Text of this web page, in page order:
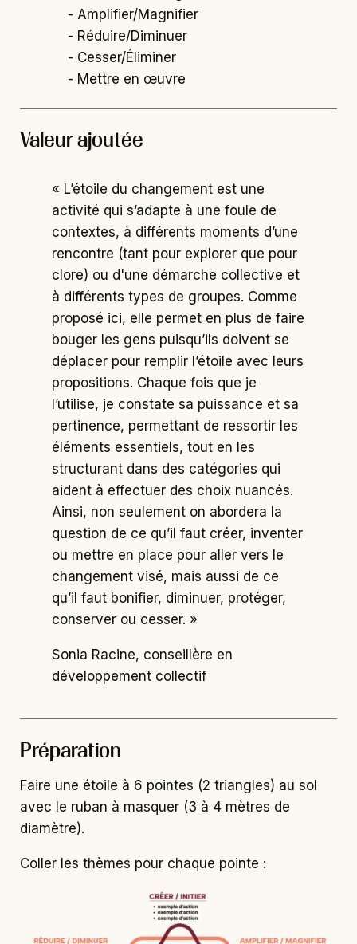
- Amplifier/Magnifier
- Réduire/Diminuer
- Cesser/Éliminer
- Mettre en œuvre
Valeur ajoutée
« L’étoile du changement est une
activité qui s’adapte à une foule de
contextes, à différents moments d’une
rencontre (tant pour explorer que pour
clore) ou d'une démarche collective et
à différents types de groupes. Comme
proposé ici, elle permet en plus de faire
bouger les gens puisqu’ils doivent se
déplacer pour remplir l’étoile avec leurs
propositions. Chaque fois que je
l’utilise, je constate sa puissance et sa
pertinence, permettant de ressortir les
éléments essentiels, tout en les
structurant dans des catégories qui
aident à effectuer des choix nuancés.
Ainsi, non seulement on abordera la
question de ce qu’il faut créer, inventer
ou mettre en place pour aller vers le
changement visé, mais aussi de ce
qu’il faut bonifier, diminuer, protéger,
conserver ou cesser. »
Sonia Racine, conseillère en
développement collectif
Préparation
Faire une étoile à 6 pointes (2 triangles) au sol
avec le ruban à masquer (3 à 4 mètres de
diamètre).
Coller les thèmes pour chaque pointe :